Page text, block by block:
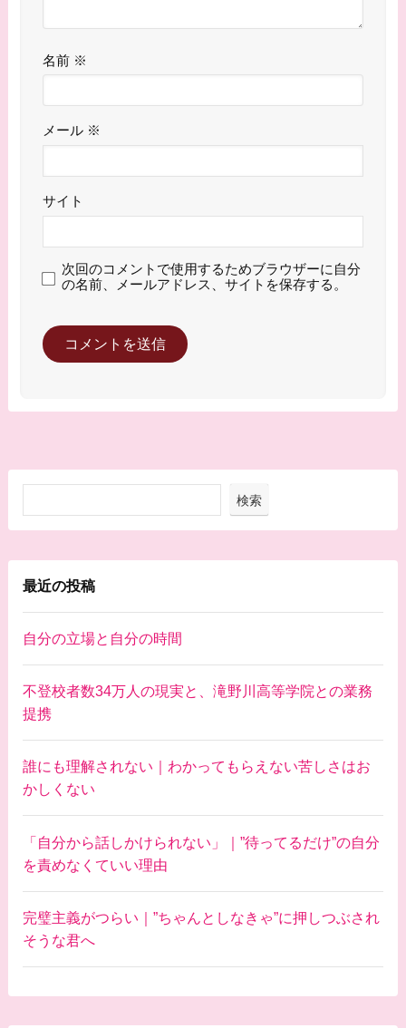
名前 ※
メール ※
サイト
次回のコメントで使用するためブラウザーに自分
の名前、メールアドレス、サイトを保存する。
検索
最近の投稿
自分の立場と自分の時間
不登校者数34万人の現実と、滝野川高等学院との業務
提携
誰にも理解されない｜わかってもらえない苦しさはお
かしくない
「自分から話しかけられない」｜”待ってるだけ”の自分
を責めなくていい理由
完璧主義がつらい｜”ちゃんとしなきゃ”に押しつぶされ
そうな君へ